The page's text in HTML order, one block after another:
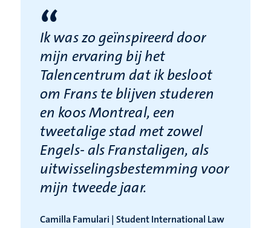
“
Ik was zo geïnspireerd door
mijn ervaring bij het
Talencentrum dat ik besloot
om Frans te blijven studeren
en koos Montreal, een
tweetalige stad met zowel
Engels- als Franstaligen, als
uitwisselingsbestemming voor
mijn tweede jaar.
Camilla Famulari | Student International Law